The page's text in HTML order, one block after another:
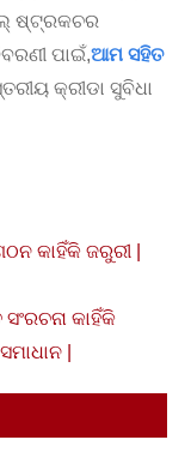
ଷ୍ଟ୍ରକଚର
ପାଇଁ,ଆମ ସହିତ
କ୍ରୀଡା ସୁବିଧା
କାହିଁକି ଜରୁରୀ |
କାହିଁକି
|